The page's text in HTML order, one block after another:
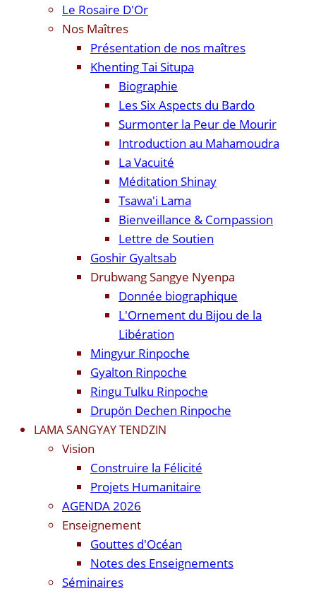
Le Rosaire D'Or
Nos Maîtres
Présentation de nos maîtres
Khenting Tai Situpa
Biographie
Les Six Aspects du Bardo
Surmonter la Peur de Mourir
Introduction au Mahamoudra
La Vacuité
Méditation Shinay
Tsawa'i Lama
Bienveillance & Compassion
Lettre de Soutien
Goshir Gyaltsab
Drubwang Sangye Nyenpa
Donnée biographique
L'Ornement du Bijou de la
Libération
Mingyur Rinpoche
Gyalton Rinpoche
Ringu Tulku Rinpoche
Drupön Dechen Rinpoche
LAMA SANGYAY TENDZIN
Vision
Construire la Félicité
Projets Humanitaire
AGENDA 2026
Enseignement
Gouttes d'Océan
Notes des Enseignements
Séminaires